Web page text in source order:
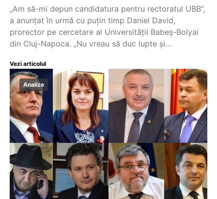
„Am să-mi depun candidatura pentru rectoratul UBB”,
a anunțat în urmă cu puțin timp Daniel David,
prorector pe cercetare al Universității Babeș-Bolyai
din Cluj-Napoca. „Nu vreau să duc lupte și…
Vezi articolul
Analize